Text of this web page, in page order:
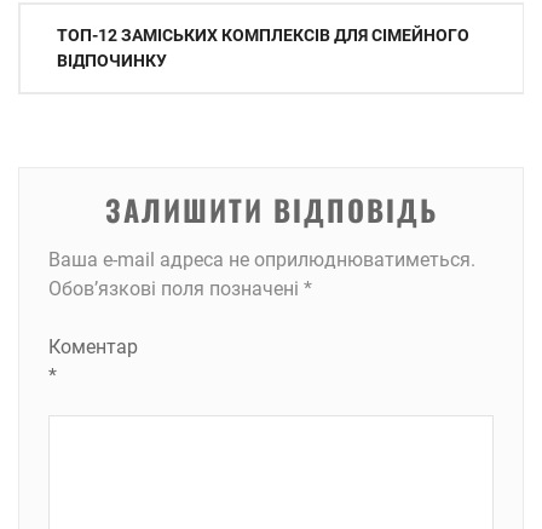
Навігація
записів
ТОП-12 ЗАМІСЬКИХ КОМПЛЕКСІВ ДЛЯ СІМЕЙНОГО
ВІДПОЧИНКУ
ЗАЛИШИТИ ВІДПОВІДЬ
Ваша e-mail адреса не оприлюднюватиметься.
Обов’язкові поля позначені *
Коментар
*